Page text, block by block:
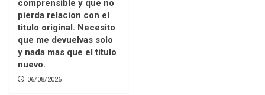
comprensible y que no
pierda relacion con el
titulo original. Necesito
que me devuelvas solo
y nada mas que el titulo
nuevo.
06/08/2026